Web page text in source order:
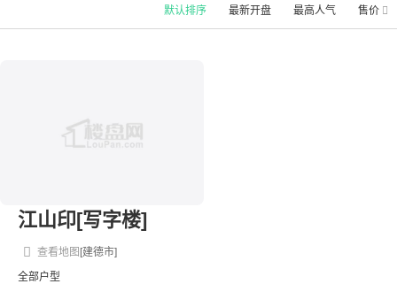
默认排序 最新开盘 最高人气 售价
江山印[写字楼]
[建德市]
查看地图
全部户型